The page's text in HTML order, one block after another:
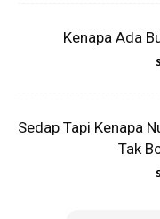
Kenapa Ada
Sedap Tapi Kenapa
Tak